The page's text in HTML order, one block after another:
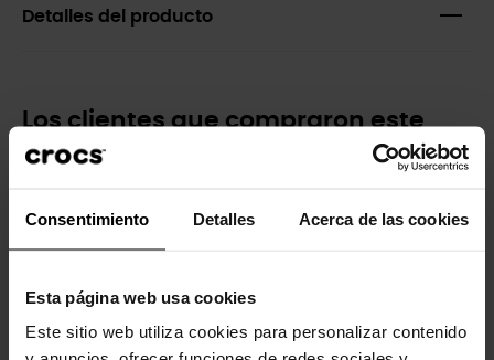
Consentimiento Detalles Acerca de las cookies
Esta página web usa cookies
Este sitio web utiliza cookies para personalizar contenido
Detalles del producto
Los clientes que compraron este
producto también han comprado: